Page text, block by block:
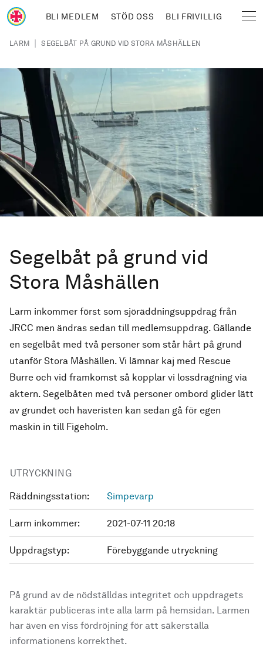
Hoppa till huvudinnehåll
BLI MEDLEM STÖD OSS BLI FRIVILLIG
Länkstig
LARM | SEGELBÅT PÅ GRUND VID STORA MÅSHÄLLEN
Segelbåt på grund vid
Stora Måshällen
Larm inkommer först som sjöräddningsuppdrag från
JRCC men ändras sedan till medlemsuppdrag. Gällande
en segelbåt med två personer som står hårt på grund
utanför Stora Måshällen. Vi lämnar kaj med Rescue
Burre och vid framkomst så kopplar vi lossdragning via
aktern. Segelbåten med två personer ombord glider lätt
av grundet och haveristen kan sedan gå för egen
maskin in till Figeholm.
UTRYCKNING
Räddningsstation: Simpevarp
Larm inkommer: 2021-07-11 20:18
Uppdragstyp: Förebyggande utryckning
På grund av de nödställdas integritet och uppdragets
karaktär publiceras inte alla larm på hemsidan. Larmen
har även en viss fördröjning för att säkerställa
informationens korrekthet.